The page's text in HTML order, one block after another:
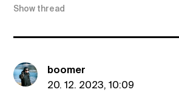
Show thread
boomer
20. 12. 2023, 10:09